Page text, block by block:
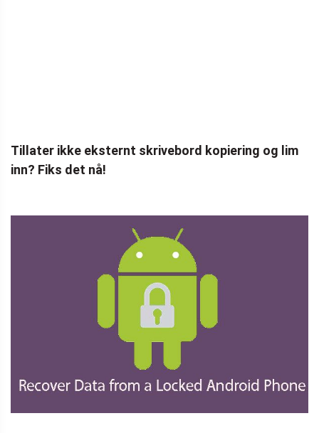
Tillater ikke eksternt skrivebord kopiering og lim
inn? Fiks det nå!